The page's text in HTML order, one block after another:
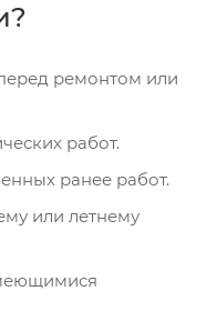
ремонтом или
работ.
ранее работ.
или летнему